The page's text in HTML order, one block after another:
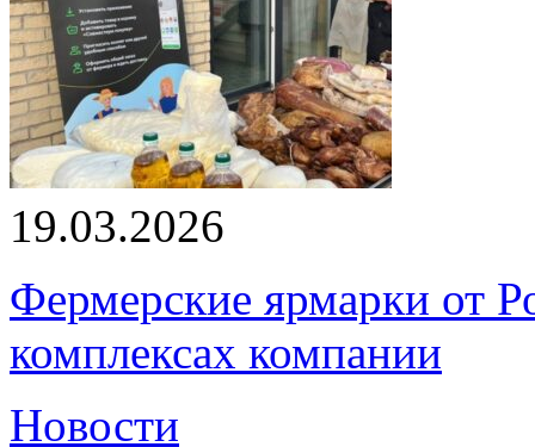
19.03.2026
Фермерские ярмарки от
комплексах компании
Новости